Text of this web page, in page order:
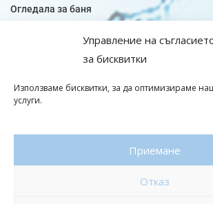
Управление на
за бисквитки
Използваме бисквитки, за да оптимизираме
услуги.
Приемане
Отказ
Огледала за баня
Плочки за кухня
Подови лентова сифони
Подови плочки
Политика за поверителност